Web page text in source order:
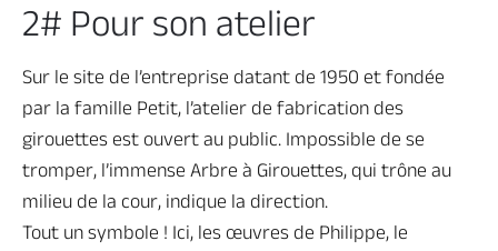
2# Pour son atelier
Sur le site de l’entreprise datant de 1950 et fondée
par la famille Petit, l’atelier de fabrication des
girouettes est ouvert au public. Impossible de se
tromper, l’immense Arbre à Girouettes, qui trône au
milieu de la cour, indique la direction.
Tout un symbole ! Ici, les œuvres de Philippe, le